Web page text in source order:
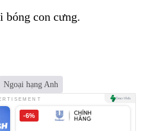
bóng con cưng.
Ngoại hạng Anh
-6%